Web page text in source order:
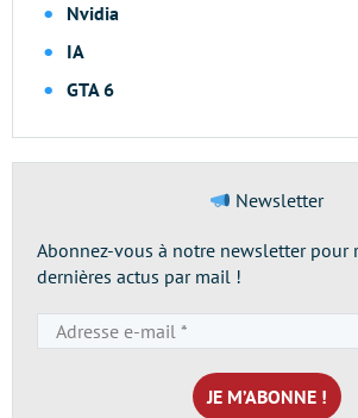
Nvidia
IA
GTA 6
Newsletter
Abonnez-vous à notre newsletter pour
dernières actus par mail !
e-
mail
*